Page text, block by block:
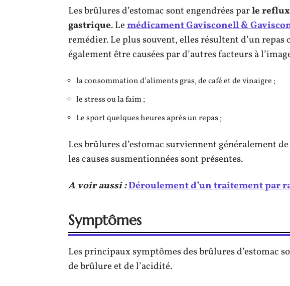
Les brûlures d’estomac sont engendrées parle reflux
gastrique. Lemédicament Gavisconell &
remédier. Le plus souvent, elles résultent d’un repas
également être causées par d’autres facteurs à
la consommation d’aliments gras, de café et de vinaigre ;
le stress ou la faim ;
Le sport quelques heures après un repas ;
Les brûlures d’estomac surviennent généralement
les causes susmentionnées sont présentes.
A voir aussi :Déroulement d’un traitement par
Symptômes
Les principaux symptômes des brûlures d’estomac
de brûlure et de l’acidité.